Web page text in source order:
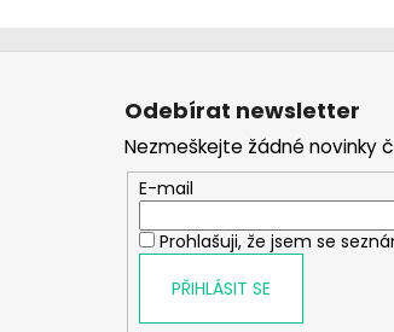
Z
Odebírat newsletter
Nezmeškejte žádné novinky
E-mail
Prohlašuji, že jsem se
PŘIHLÁSIT SE